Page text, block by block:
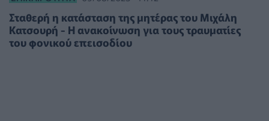
Σταθερή η κατάσταση της μητέρας του Μιχάλη
Κατσουρή - Η ανακοίνωση για τους τραυματίες
του φονικού επεισοδίου